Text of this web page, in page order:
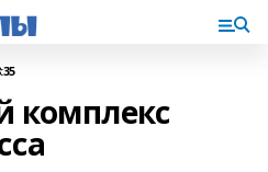
комплекс